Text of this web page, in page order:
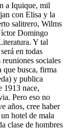
a Iquique, mil
con Elisa y la
salitrero, Wilms
Domingo
Y tal
en todas
sociales
que busca, firma
y publica
1913 nace,
Pero eso no
años, cree haber
hotel de mala
clase de hombres